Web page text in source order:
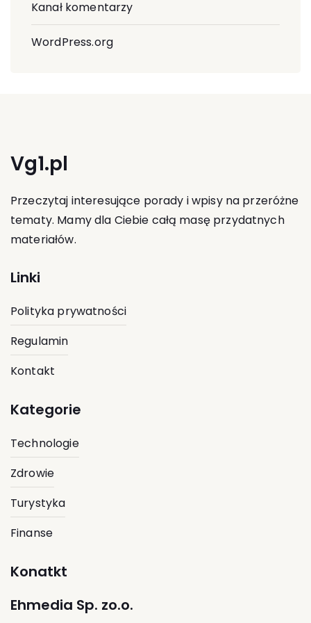
Kanał komentarzy
WordPress.org
Vg1.pl
Przeczytaj interesujące porady i wpisy na przeróżne
tematy. Mamy dla Ciebie całą masę przydatnych
materiałów.
Linki
Polityka prywatności
Regulamin
Kontakt
Kategorie
Technologie
Zdrowie
Turystyka
Finanse
Konatkt
Ehmedia Sp. zo.o.